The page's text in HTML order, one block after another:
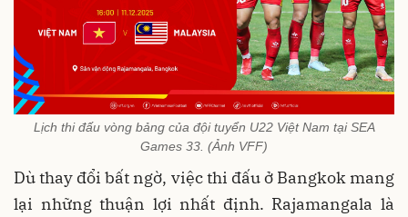
Lịch thi đấu vòng bảng của đội tuyển U22 Việt Nam tại SEA
Games 33. (Ảnh VFF)
Dù thay đổi bất ngờ, việc thi đấu ở Bangkok mang
lại những thuận lợi nhất định. Rajamangala là